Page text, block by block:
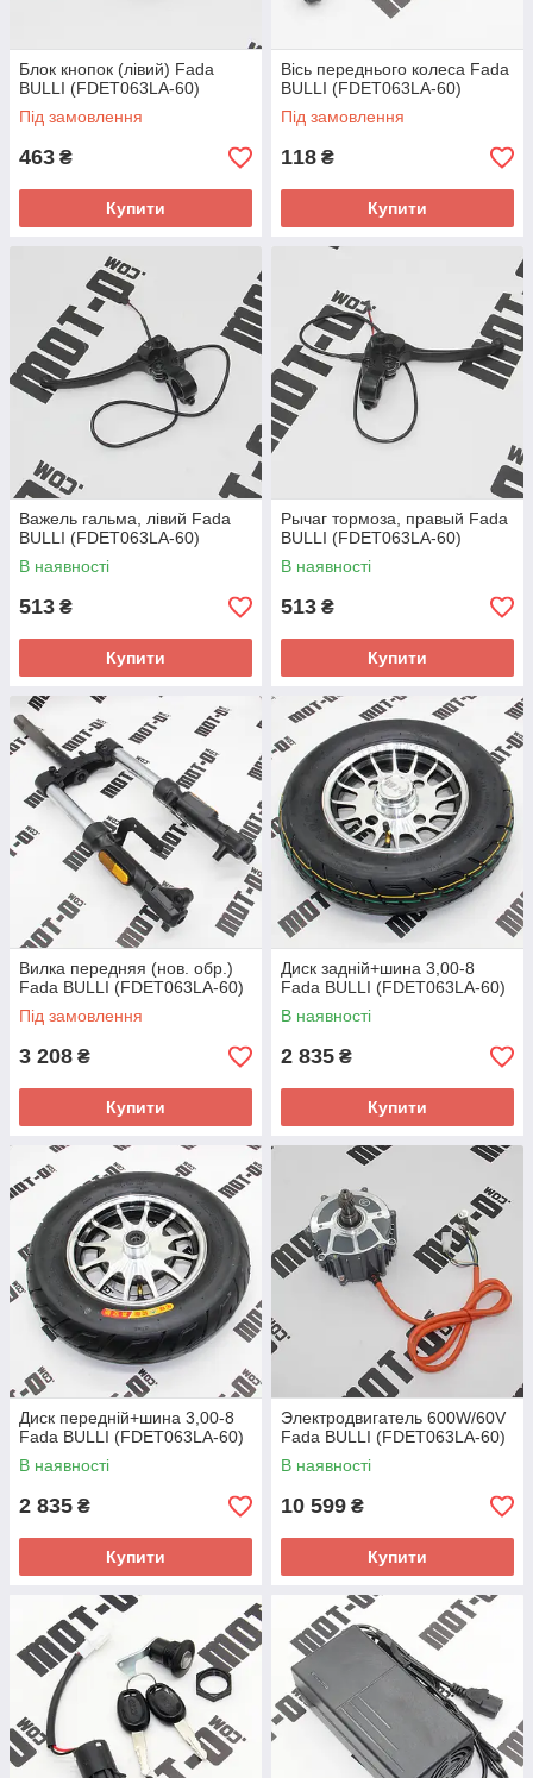
Блок кнопок (лівий) Fada
BULLI (FDET063LA-60)
Під замовлення
463 ₴
Купити
Вісь переднього колеса Fada
BULLI (FDET063LA-60)
Під замовлення
118 ₴
Купити
Важель гальма, лівий Fada
BULLI (FDET063LA-60)
В наявності
513 ₴
Купити
Рычаг тормоза, правый Fada
BULLI (FDET063LA-60)
В наявності
513 ₴
Купити
Вилка передняя (нов. обр.)
Fada BULLI (FDET063LA-60)
Під замовлення
3 208 ₴
Купити
Диск задній+шина 3,00-8
Fada BULLI (FDET063LA-60)
В наявності
2 835 ₴
Купити
Диск передній+шина 3,00-8
Fada BULLI (FDET063LA-60)
В наявності
2 835 ₴
Купити
Электродвигатель 600W/60V
Fada BULLI (FDET063LA-60)
В наявності
10 599 ₴
Купити